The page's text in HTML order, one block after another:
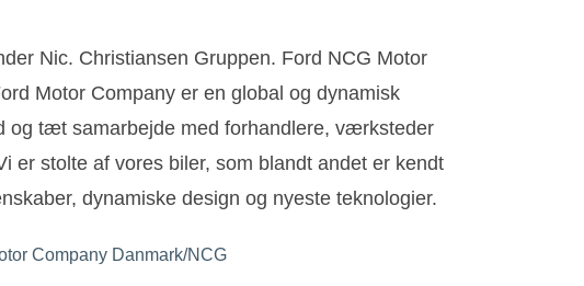
Nic. Christiansen Gruppen. Ford NCG Motor
Motor Company er en global og dynamisk
og tæt samarbejde med forhandlere, værksteder
er stolte af vores biler, som blandt andet er kendt
dynamiske design og nyeste teknologier.